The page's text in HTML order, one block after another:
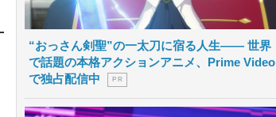
“おっさん剣聖”の一太刀に宿る人生―― 世界
で話題の本格アクションアニメ、Prime Video
で独占配信中
P R